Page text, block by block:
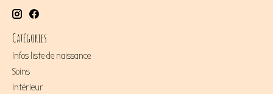
Catégories
Infos liste de naissance
Soins
Intérieur